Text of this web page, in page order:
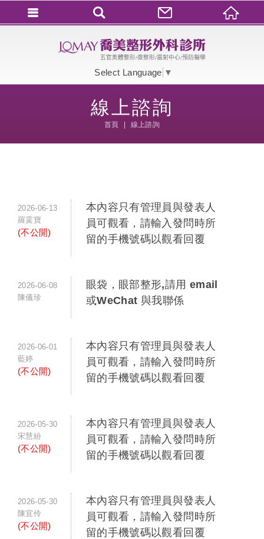
Select Language ▼
線上諮詢
首頁 線上諮詢
2026-06-13
羅霙寶
(不公開)
本內容只有管理員與發表人
員可觀看，請輸入發問時所
留的手機號碼以觀看回覆
2026-06-08
陳儀珍
眼袋，眼部整形,請用 email
或WeChat 與我聯係
2026-06-01
藍婷
(不公開)
本內容只有管理員與發表人
員可觀看，請輸入發問時所
留的手機號碼以觀看回覆
2026-05-30
宋慧紛
(不公開)
本內容只有管理員與發表人
員可觀看，請輸入發問時所
留的手機號碼以觀看回覆
2026-05-30
陳宜伶
(不公開)
本內容只有管理員與發表人
員可觀看，請輸入發問時所
留的手機號碼以觀看回覆
會員登入(燈箱)
加入會員
忘記密碼
密碼修改
會員登出
填寫匯款通知